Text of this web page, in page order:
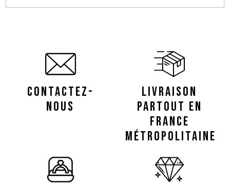
CONTACTEZ-
NOUS
LIVRAISON
PARTOUT EN
FRANCE
MÉTROPOLITAINE